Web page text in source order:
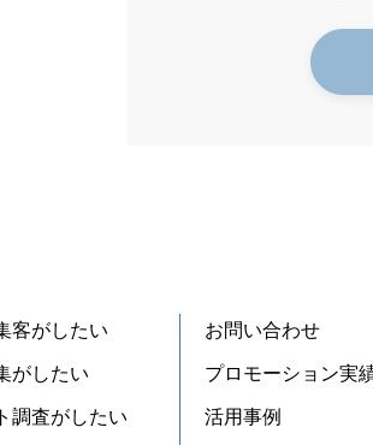
客がしたい
がしたい
調査がしたい
お問い合わせ
プロモーション実
活用事例